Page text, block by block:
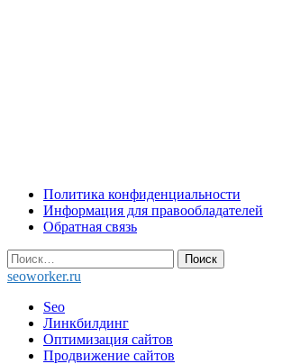
Skip
content
Политика конфиденциальности
Информация для правообладателей
Обратная связь
Найти:
seoworker.ru
Seo
Линкбилдинг
Оптимизация сайтов
Продвижение сайтов